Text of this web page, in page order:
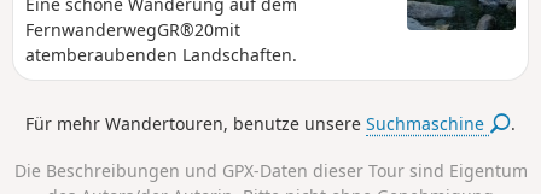
FernwanderwegGR®20mit
atemberaubenden Landschaften.
Für mehr Wandertouren, benutze unsereSuchmaschine .
Die Beschreibungen und GPX-Daten dieser Tour sind Eigentum